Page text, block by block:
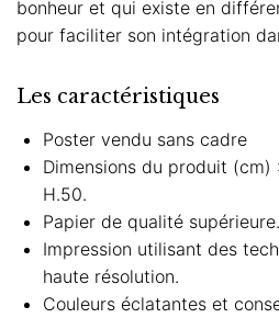
bonheur et qui existe en
pour faciliter son intégration
Les caractéristiques
Poster vendu sans cadre
Dimensions du produit (cm)
H.50.
Papier de qualité supérieure.
Impression utilisant des
haute résolution.
Couleurs éclatantes et